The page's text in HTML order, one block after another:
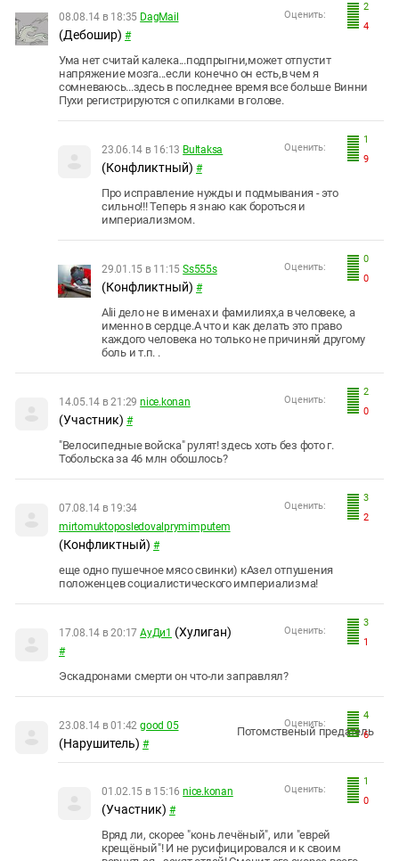
2
4
Оценить:
08.08.14 в 18:35 DagMail
(Дебошир) #
Ума нет считай калека...подпрыгни,может отпустит
напряжение мозга...если конечно он есть,в чем я
сомневаюсь...здесь в последнее время все больше Винни
Пухи регистрируются с опилками в голове.
1
9
Оценить:
23.06.14 в 16:13 Bultaksa
(Конфликтный) #
Про исправление нужды и подмывания - это
сильно!!! Теперь я знаю как бороться и
империализмом.
0
0
Оценить:
29.01.15 в 11:15 Ss555s
(Конфликтный) #
Alii дело не в именах и фамилиях,а в человеке, а
именно в сердце.А что и как делать это право
каждого человека но только не причиняй другому
боль и т.п. .
2
0
Оценить:
14.05.14 в 21:29 nice.konan
(Участник) #
"Велосипедные войска" рулят! здесь хоть без фото г.
Тобольска за 46 млн обошлось?
3
2
Оценить:
07.08.14 в 19:34
mirtomuktoposledovalprymimputem
(Конфликтный) #
еще одно пушечное мясо свинки) кАзел отпушения
положенцев социалистического империализма!
3
1
Оценить:
17.08.14 в 20:17 АуДи1 (Хулиган)
#
Эскадронами смерти он что-ли заправлял?
4
6
Оценить:
23.08.14 в 01:42 good 05
(Нарушитель) #
Потомственый предатель
1
0
Оценить:
01.02.15 в 15:16 nice.konan
(Участник) #
Вряд ли, скорее "конь лечёный", или "еврей
крещёный"! И не русифицировался и к своим